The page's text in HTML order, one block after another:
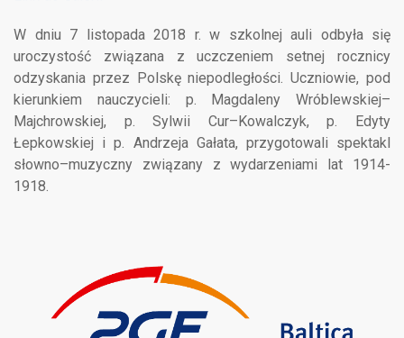
W dniu 7 listopada 2018 r. w szkolnej auli odbyła się
uroczystość związana z uczczeniem setnej rocznicy
odzyskania przez Polskę niepodległości. Uczniowie, pod
kierunkiem nauczycieli: p. Magdaleny Wróblewskiej–
Majchrowskiej, p. Sylwii Cur–Kowalczyk, p. Edyty
Łepkowskiej i p. Andrzeja Gałata, przygotowali spektakl
słowno–muzyczny związany z wydarzeniami lat 1914-
1918.